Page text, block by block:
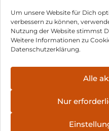
Um unsere Website für Dich
verbessern zu können,
Nutzung der Website stimmst
Weitere Informationen zu
Datenschutzerklärung.
Alle
Nur
Impressum
Hinweis zur